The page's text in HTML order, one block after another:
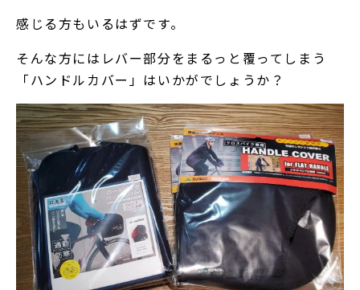
感じる方もいるはずです。
そんな方にはレバー部分をまるっと覆ってしまう
「ハンドルカバー」はいかがでしょうか？